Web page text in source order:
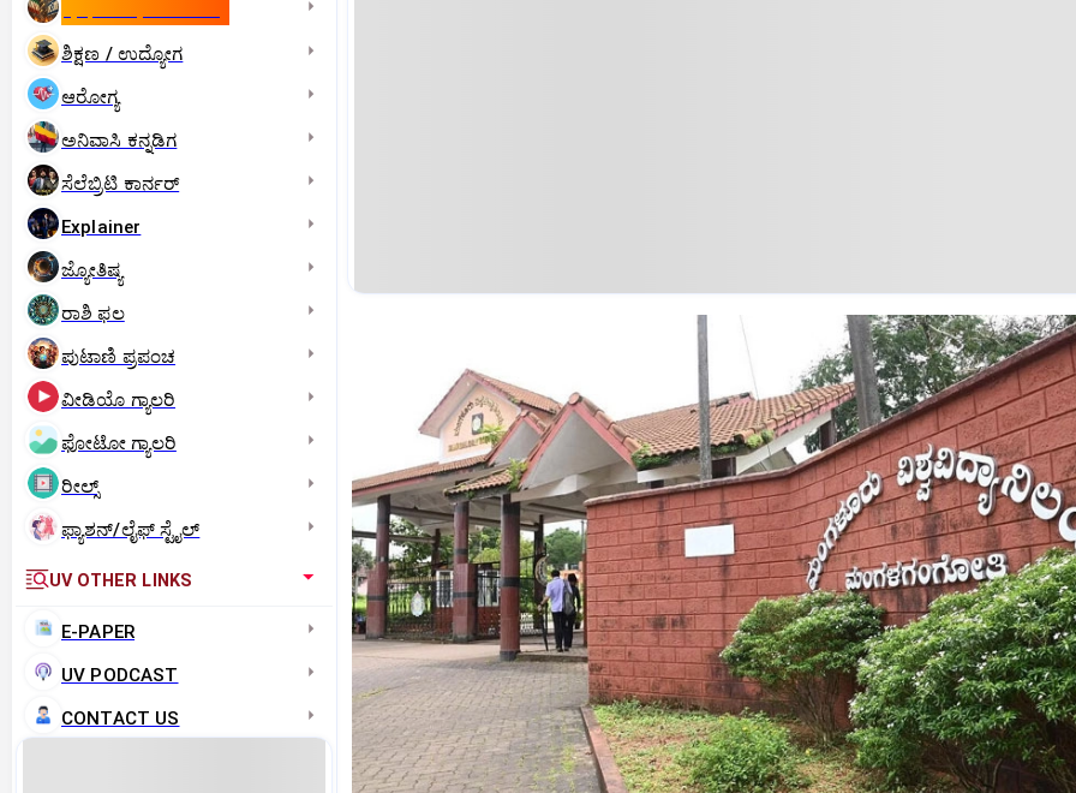
ಶಿಕ್ಷಣ / ಉದ್ಯೋಗ
ಆರೋಗ್ಯ
ಅನಿವಾಸಿ ಕನ್ನಡಿಗ
ಸೆಲೆಬ್ರಿಟಿ ಕಾರ್ನರ್‌
Explainer
ಜ್ಯೋತಿಷ್ಯ
ರಾಶಿ ಫಲ
ಪುಟಾಣಿ ಪ್ರಪಂಚ
ವೀಡಿಯೊ ಗ್ಯಾಲರಿ
ಫೋಟೋ ಗ್ಯಾಲರಿ
ರೀಲ್ಸ್
ಫ್ಯಾಶನ್/ಲೈಫ್‌ ಸ್ಟೈಲ್
UV OTHER LINKS
E-PAPER
UV PODCAST
CONTACT US